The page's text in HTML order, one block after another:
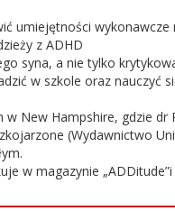
umiejętności
z ADHD
syna, a nie tylko
w szkole oraz nauczyć
New Hampshire, gdzie
(Wydawnictwo
w magazynie